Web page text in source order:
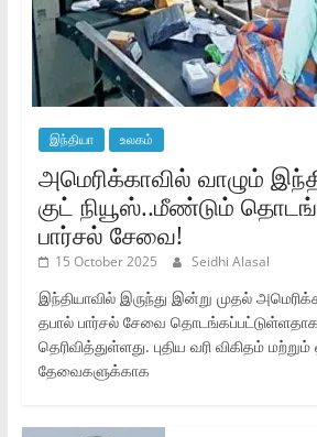
இந்தியா உலகம்
அமெரிக்காவில் வாழும்
குட் நியூஸ்..மீண்டும்
பார்சல் சேவை!
15 October 2025 Seidhi Alasal
இந்தியாவில் இருந்து இன்று முதல்
தபால் பார்சல் சேவை
தெரிவித்துள்ளது. புதிய வரி விகிதம்
தேவைகளுக்காக